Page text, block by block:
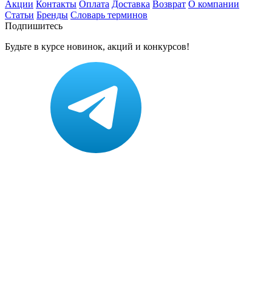
Акции Контакты Оплата Доставка Возврат О компании
Статьи Бренды Словарь терминов
Подпишитесь
Будьте в курсе новинок, акций и конкурсов!